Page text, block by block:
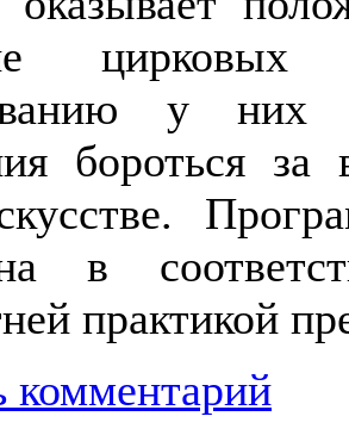
цирковых
у них
бороться
в
практикой
комментарий